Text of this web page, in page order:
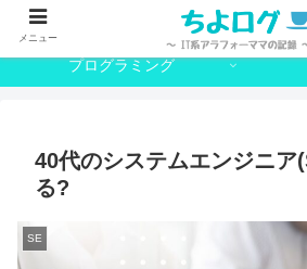
プログラミング
40代のシステムエンジニア
る?
SE
メニュー